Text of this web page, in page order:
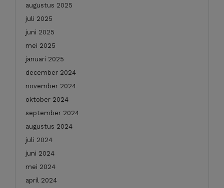
augustus 2025
juli 2025
juni 2025
mei 2025
januari 2025
december 2024
november 2024
oktober 2024
september 2024
augustus 2024
juli 2024
juni 2024
mei 2024
april 2024